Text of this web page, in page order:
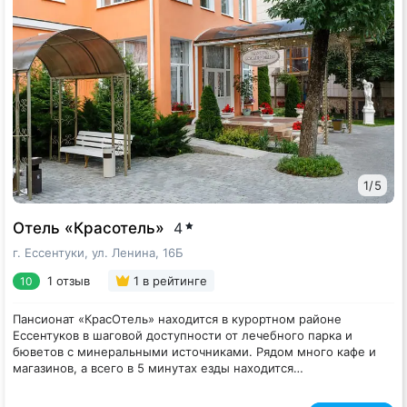
сауной, хаммамом и крытым бассейном, доступен
беспроводной интернет. На ресепшне можно заказать
трансфер или вызвать такси.
1/5
Отель «Красотель» 4
г. Ессентуки, ул. Ленина, 16Б
10 1 отзыв 1 в рейтинге
Пансионат «КрасОтель» находится в курортном районе
Ессентуков в шаговой доступности от лечебного парка и
бюветов с минеральными источниками. Рядом много кафе и
магазинов, а всего в 5 минутах езды находится
корпус имеет три этажа. Жилой фонд, рассчитанный на 100